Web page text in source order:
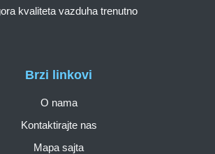
Brzi linkovi
O nama
Kontaktirajte nas
Mapa sajta
kvaliteta vazduha trenutno